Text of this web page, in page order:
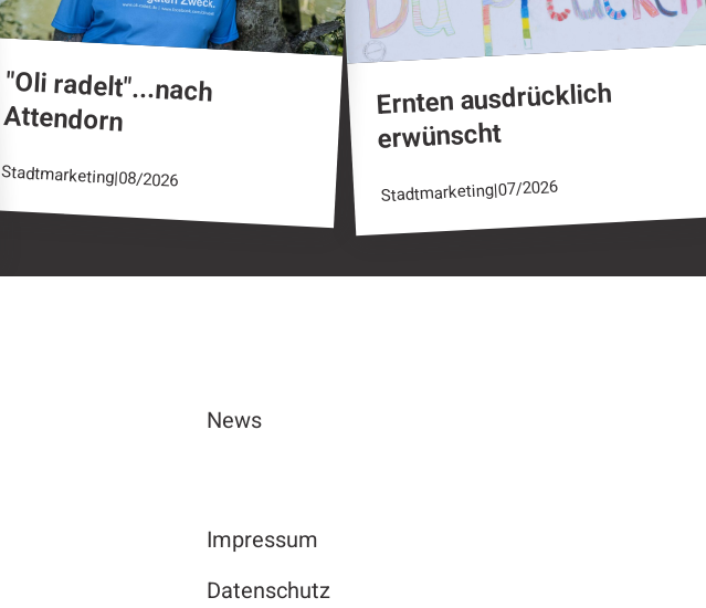
"Oli radelt"...nach
Attendorn
Stadtmarketing|08/2026
Ernten ausdrücklich
erwünscht
Stadtmarketing|07/2026
News
Impressum
Datenschutz